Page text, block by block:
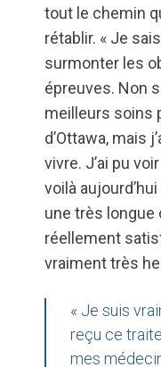
tout le chemin
rétablir. « Je
surmonter les
épreuves. Non
meilleurs soins
d’Ottawa, mais
vivre. J’ai pu
voilà
une très longue
réellement
vraiment très
« Je suis
reçu ce
mes